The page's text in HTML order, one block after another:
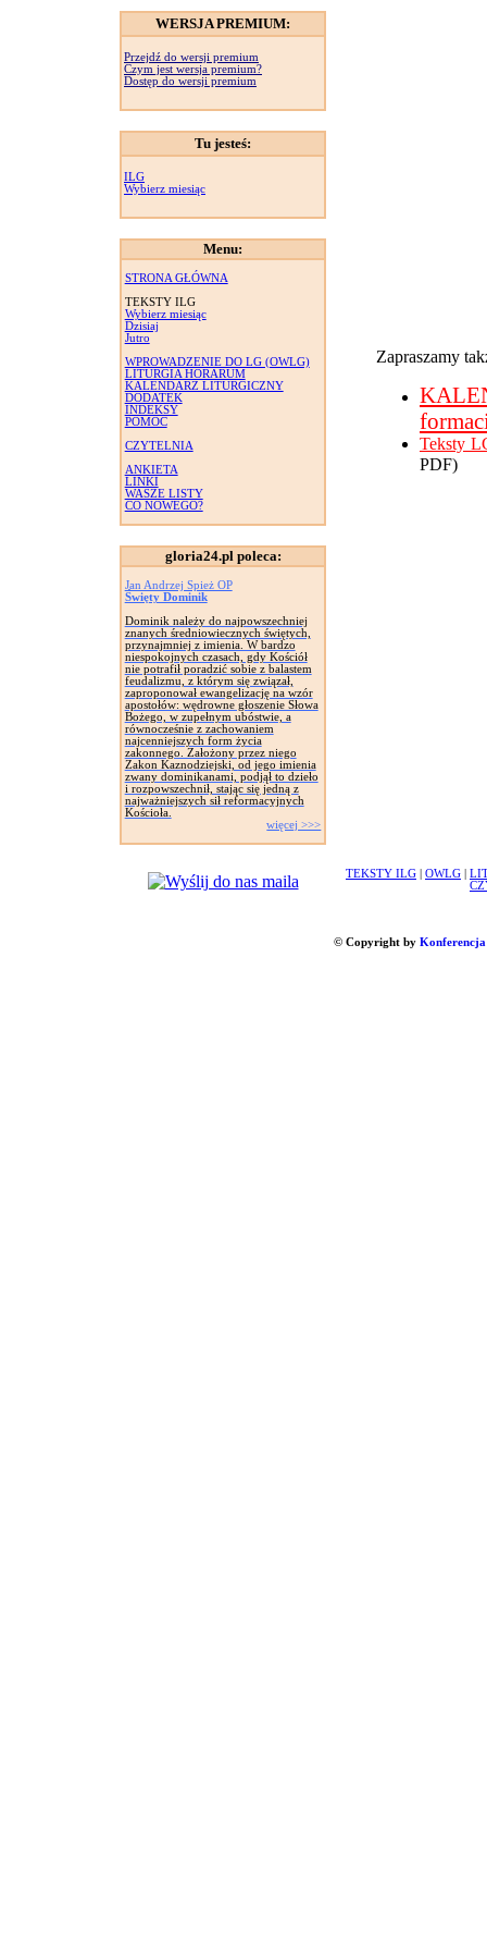
WERSJA PREMIUM:
Przejdź do wersji premium
Czym jest wersja premium?
Dostęp do wersji premium
Tu jesteś:
ILG
Wybierz miesiąc
Menu:
STRONA GŁÓWNA
TEKSTY ILG
Wybierz miesiąc
Dzisiaj
Jutro
WPROWADZENIE DO LG (OWLG)
LITURGIA HORARUM
KALENDARZ LITURGICZNY
DODATEK
INDEKSY
POMOC
CZYTELNIA
ANKIETA
LINKI
WASZE LISTY
CO NOWEGO?
gloria24.pl poleca:
Jan Andrzej Spież OP
Święty Dominik
Dominik należy do najpowszechniej
znanych średniowiecznych świętych,
przynajmniej z imienia. W bardzo
niespokojnych czasach, gdy Kościół
nie potrafił poradzić sobie z balastem
feudalizmu, z którym się związał,
zaproponował ewangelizację na wzór
apostołów: wędrowne głoszenie Słowa
Bożego, w zupełnym ubóstwie, a
równocześnie z zachowaniem
najcenniejszych form życia
zakonnego. Założony przez niego
Zakon Kaznodziejski, od jego imienia
zwany dominikanami, podjął to dzieło
i rozpowszechnił, stając się jedną z
najważniejszych sił reformacyjnych
Kościoła.
więcej >>>
Zapraszamy
Teksty
PDF)
TEKSTY ILG OWLG
© Copyright by Konferencja